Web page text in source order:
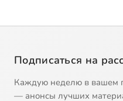
Подписаться на
Каждую неделю в вашем
— анонсы лучших